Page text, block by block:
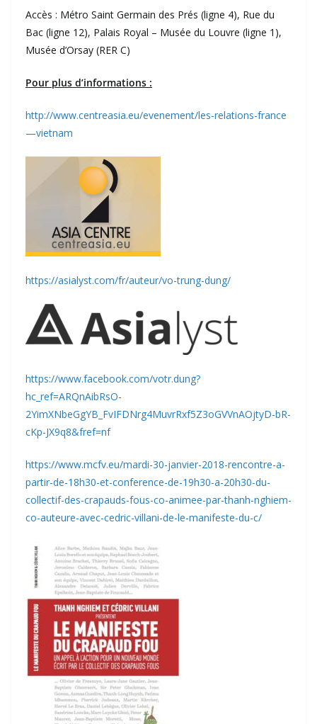
Accès : Métro Saint Germain des Prés (ligne 4), Rue du
Bac (ligne 12), Palais Royal – Musée du Louvre (ligne 1),
Musée d’Orsay (RER C)
Pour plus d’informations :
http://www.centreasia.eu/evenement/les-relations-france
—vietnam
https://asialyst.com/fr/auteur/vo-trung-dung/
https://www.facebook.com/votr.dung?
hc_ref=ARQnAibRsO-
2YimXNbeGgYB_FvIFDNrg4MuvrRxf5Z3oGVVnAOjtyD-bR-
cKp-JX9q8&fref=nf
https://www.mcfv.eu/mardi-30-janvier-2018-rencontre-a-
partir-de-18h30-et-conference-de-19h30-a-20h30-du-
collectif-des-crapauds-fous-co-animee-par-thanh-nghiem-
co-auteure-avec-cedric-villani-de-le-manifeste-du-c/